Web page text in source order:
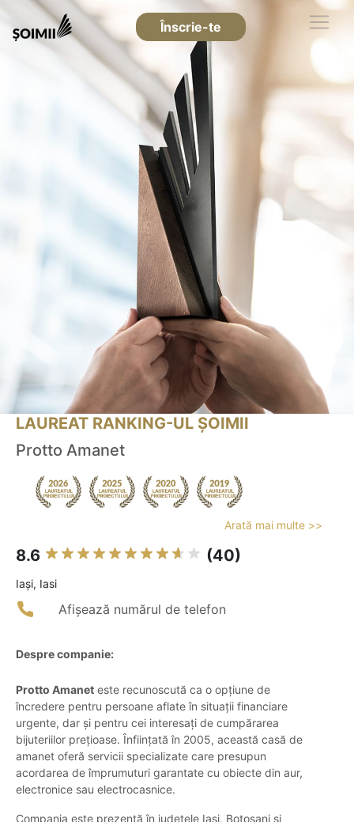
Înscrie-te
LAUREAT RANKING-UL ȘOIMII
Protto Amanet
Arată mai multe >>
8.6 (40)
Iaşi, Iasi
Afișează numărul de telefon
Despre companie:
Protto Amanet este recunoscută ca o opțiune de
încredere pentru persoane aflate în situații financiare
urgente, dar și pentru cei interesați de cumpărarea
bijuteriilor prețioase. Înființată în 2005, această casă de
amanet oferă servicii specializate care presupun
acordarea de împrumuturi garantate cu obiecte din aur,
electronice sau electrocasnice.
Compania este prezentă în județele Iași, Botoșani și